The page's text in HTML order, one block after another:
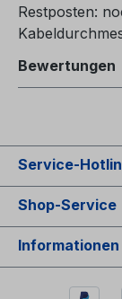
Restposten:
Bewertungen
Service-
Shop-Service
Informationen